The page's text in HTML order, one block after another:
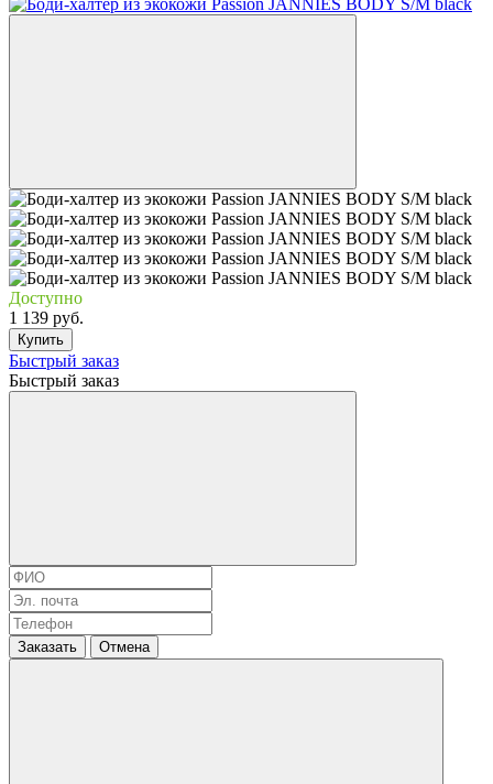
Доступно
1 139 руб.
Купить
Быстрый заказ
Быстрый заказ
Заказать Отмена